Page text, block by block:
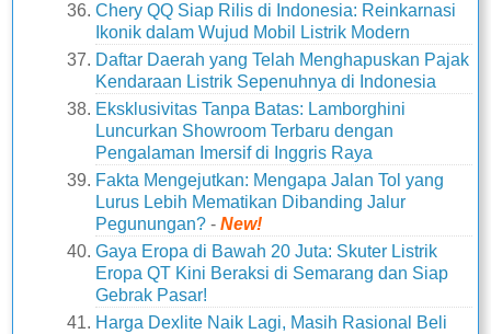
Chery QQ Siap Rilis di Indonesia: Reinkarnasi
Ikonik dalam Wujud Mobil Listrik Modern
Daftar Daerah yang Telah Menghapuskan Pajak
Kendaraan Listrik Sepenuhnya di Indonesia
Eksklusivitas Tanpa Batas: Lamborghini
Luncurkan Showroom Terbaru dengan
Pengalaman Imersif di Inggris Raya
Fakta Mengejutkan: Mengapa Jalan Tol yang
Lurus Lebih Mematikan Dibanding Jalur
Pegunungan? -New!
Gaya Eropa di Bawah 20 Juta: Skuter Listrik
Eropa QT Kini Beraksi di Semarang dan Siap
Gebrak Pasar!
Harga Dexlite Naik Lagi, Masih Rasional Beli